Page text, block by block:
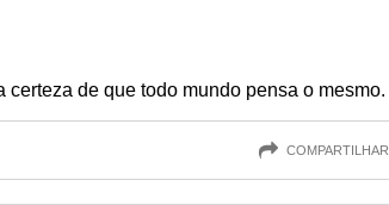
de que todo mundo pensa o mesmo.
COMPARTILHAR